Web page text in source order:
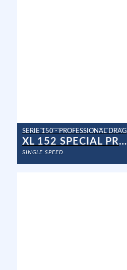
SERIE 150 - PROFESSIONAL DRAG
XL 152 SPECIAL PROF
SINGLE SPEED